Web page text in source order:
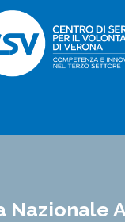
Nazionale